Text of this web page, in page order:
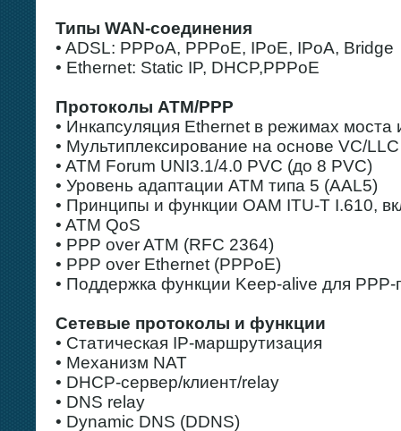
Типы WAN-соединения
• ADSL: PPPoA, PPPoE, IPoE, IPoA, Bridge
• Ethernet: Static IP, DHCP,PPPoE
Протоколы ATM/PPP
• Инкапсуляция Ethernet в режимах моста
• Мультиплексирование на основе VC/LLC
• ATM Forum UNI3.1/4.0 PVC (до 8 PVC)
• Уровень адаптации ATM типа 5 (AAL5)
• Принципы и функции OAM ITU-T I.610,
• ATM QoS
• PPP over ATM (RFC 2364)
• PPP over Ethernet (PPPoE)
• Поддержка функции Keep-alive для PPP-
Сетевые протоколы и функции
• Статическая IP-маршрутизация
• Механизм NAT
• DHCP-сервер/клиент/relay
• DNS relay
• Dynamic DNS (DDNS)